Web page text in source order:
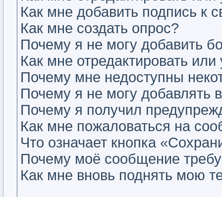
Как мне добавить подпись к
Как мне создать опрос?
Почему я не могу добавить
Как мне отредактировать
Почему мне недоступны
Почему я не могу добавлять
Почему я получил
Как мне пожаловаться на
Что означает кнопка
Почему моё сообщение
Как мне вновь поднять мою